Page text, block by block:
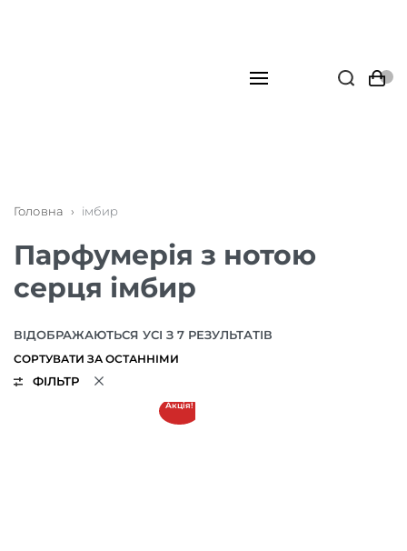
Головна › імбир
Парфумерія з нотою
серця імбир
ВІДОБРАЖАЮТЬСЯ УСІ З 7 РЕЗУЛЬТАТІВ
ФІЛЬТР
Акція!